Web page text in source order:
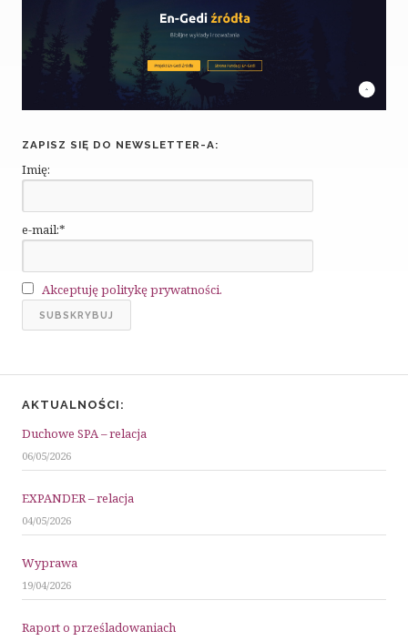
ZAPISZ SIĘ DO NEWSLETTER-A:
Imię:
e-mail:*
Akceptuję politykę prywatności.
AKTUALNOŚCI:
Duchowe SPA – relacja
06/05/2026
EXPANDER – relacja
04/05/2026
Wyprawa
19/04/2026
Raport o prześladowaniach